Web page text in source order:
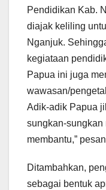
Pendidikan Kab.
diajak keliling
Nganjuk.
kegiataan
Papua ini juga
wawasan/
Adik-adik Papua
sungkan-
membantu,”
Ditambahkan,
sebagai bentuk